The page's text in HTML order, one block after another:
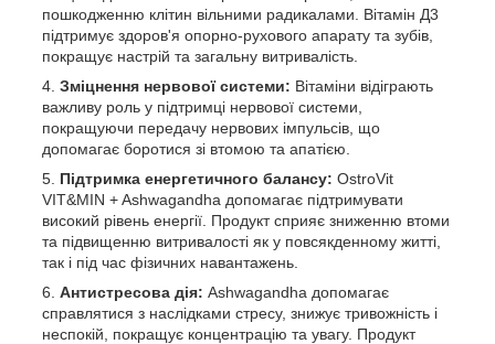
пошкодженню клітин вільними радикалами. Вітамін Д3
підтримує здоров'я опорно-рухового апарату та зубів,
покращує настрій та загальну витривалість.
Зміцнення нервової системи: Вітаміни відіграють
важливу роль у підтримці нервової системи,
покращуючи передачу нервових імпульсів, що
допомагає боротися зі втомою та апатією.
Підтримка енергетичного балансу: OstroVit
VIT&MIN + Ashwagandha допомагає підтримувати
високий рівень енергії. Продукт сприяє зниженню втоми
та підвищенню витривалості як у повсякденному житті,
так і під час фізичних навантажень.
Антистресова дія: Ashwagandha допомагає
справлятися з наслідками стресу, знижує тривожність і
неспокій, покращує концентрацію та увагу. Продукт